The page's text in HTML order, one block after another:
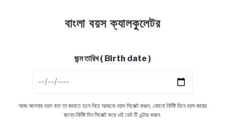
বাংলা বয়স ক্যালকুলেটর
জন্ম তারিখ ( Birth date )
আজ আপনার বয়স কত তা জানতে হলে নিচে আজকে বয়স সিলেক্ট করুন. কোনো নির্দিষ্ট দিনে বয়স জানার
জন্যে নির্দিষ্ট দিন সিলেক্ট করে ওই ডেট টি এন্টার করুন.